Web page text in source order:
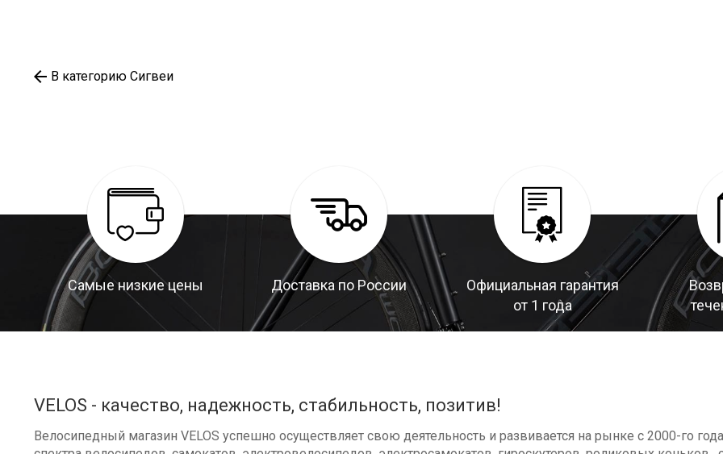
В категорию Сигвеи
Самые низкие цены Доставка по России
Официальная гарантия
от 1 года
VELOS - качество, надежность, стабильность, позитив!
Велосипедный магазин VELOS успешно осуществляет свою деятельность и развивается на рынке с 2000-го